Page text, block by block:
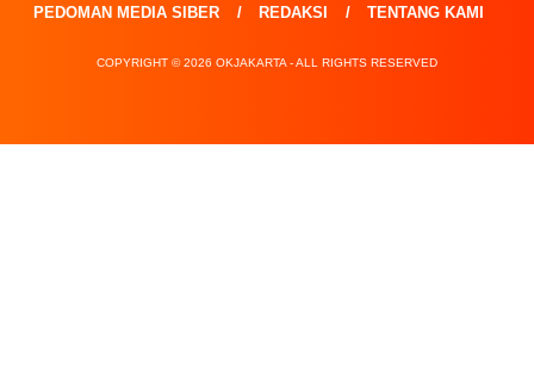
PEDOMAN MEDIA SIBER REDAKSI TENTANG KAMI
COPYRIGHT © 2026 OKJAKARTA - ALL RIGHTS RESERVED